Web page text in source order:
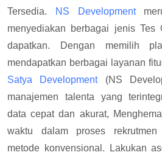
Tersedia.
NS Development
menyediakan berbagai jenis
dapatkan. Dengan memilih
mendapatkan berbagai layanan
Satya Development(NS
manajemen talenta yang
data cepat dan akurat,
waktu dalam proses rekrutmen
metode konvensional. Lakukan